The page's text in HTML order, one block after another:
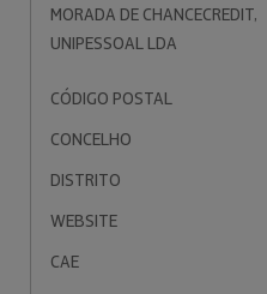
MORADA DE CHANCECREDIT,
UNIPESSOAL LDA
CÓDIGO POSTAL
CONCELHO
DISTRITO
WEBSITE
CAE